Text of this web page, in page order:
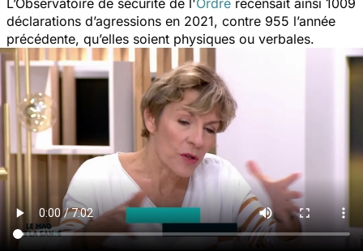
déclarations d’agressions en 2021, contre 955 l’année
précédente, qu’elles soient physiques ou verbales.